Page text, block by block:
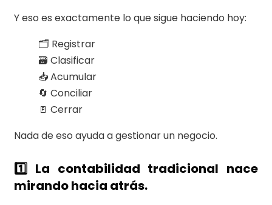
Y eso es exactamente lo que sigue haciendo hoy:
🗂️ Registrar
🗃️ Clasificar
📥 Acumular
🔄 Conciliar
🚪 Cerrar
Nada de eso ayuda a gestionar un negocio.
1️⃣ La contabilidad tradicional nace
mirando hacia atrás.